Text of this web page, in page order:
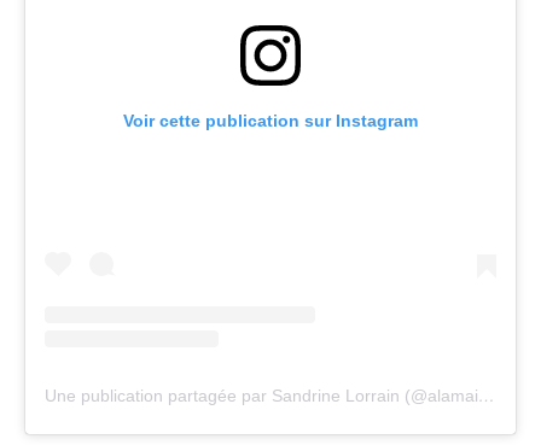
Voir cette publication sur Instagram
Une publication partagée par Sandrine Lorrain (@alamaisoncomme)